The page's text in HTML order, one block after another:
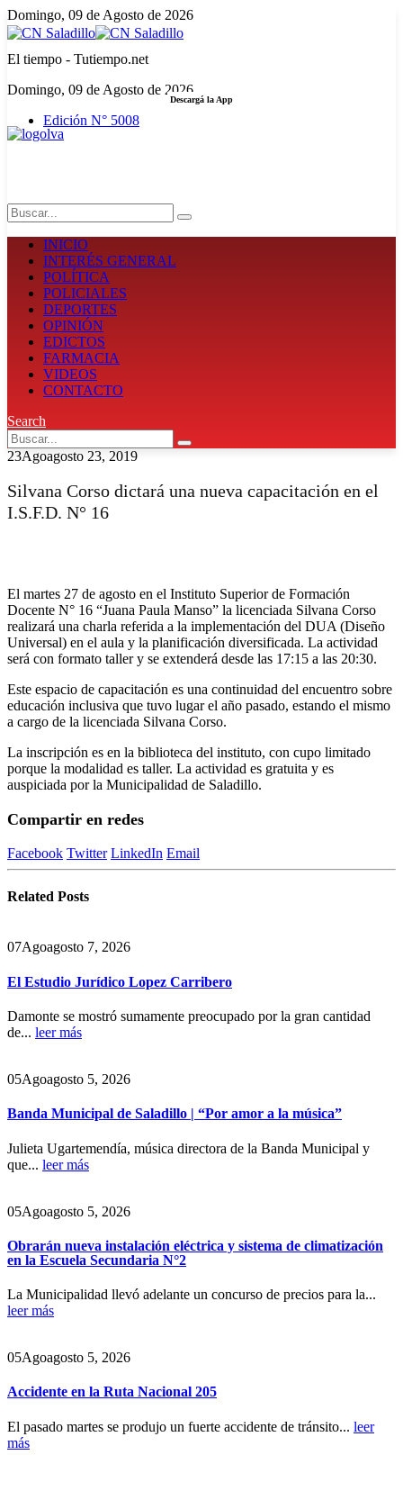
Domingo, 09 de Agosto de 2026
El tiempo - Tutiempo.net
Domingo, 09 de Agosto de 2026
Edición N° 5008
Descargá la App
INICIO
INTERÉS GENERAL
POLÍTICA
POLICIALES
DEPORTES
OPINIÓN
EDICTOS
FARMACIA
VIDEOS
CONTACTO
Search
23Agoagosto 23, 2019
Silvana Corso dictará una nueva capacitación en el
I.S.F.D. N° 16
El martes 27 de agosto en el Instituto Superior de Formación
Docente N° 16 “Juana Paula Manso” la licenciada Silvana Corso
realizará una charla referida a la implementación del DUA (Diseño
Universal) en el aula y la planificación diversificada. La actividad
será con formato taller y se extenderá desde las 17:15 a las 20:30.
Este espacio de capacitación es una continuidad del encuentro sobre
educación inclusiva que tuvo lugar el año pasado, estando el mismo
a cargo de la licenciada Silvana Corso.
La inscripción es en la biblioteca del instituto, con cupo limitado
porque la modalidad es taller. La actividad es gratuita y es
auspiciada por la Municipalidad de Saladillo.
Compartir en redes
Facebook Twitter LinkedIn Email
Related Posts
07Agoagosto 7, 2026
El Estudio Jurídico Lopez Carribero
Damonte se mostró sumamente preocupado por la gran cantidad
de... leer más
05Agoagosto 5, 2026
Banda Municipal de Saladillo | “Por amor a la música”
Julieta Ugartemendía, música directora de la Banda Municipal y
que... leer más
05Agoagosto 5, 2026
Obrarán nueva instalación eléctrica y sistema de climatización
en la Escuela Secundaria N°2
La Municipalidad llevó adelante un concurso de precios para la...
leer más
05Agoagosto 5, 2026
Accidente en la Ruta Nacional 205
El pasado martes se produjo un fuerte accidente de tránsito... leer
más